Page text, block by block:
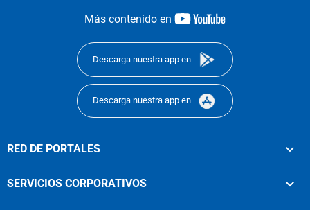
Más contenido en
youtube-
Descarga nuestra app en
Descarga nuestra app en
RED DE PORTALES
SERVICIOS CORPORATIVOS